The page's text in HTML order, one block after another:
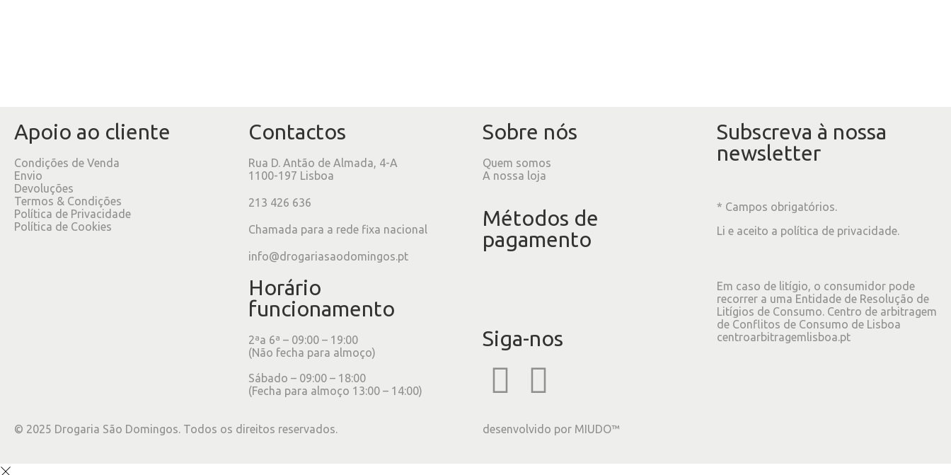
Apoio ao cliente
Condições de Venda
Envio
Devoluções
Termos & Condições
Política de Privacidade
Política de Cookies
Contactos
Rua D. Antão de Almada, 4-A
1100-197 Lisboa
213 426 636
Chamada para a rede fixa nacional
info@drogariasaodomingos.pt
Horário
funcionamento
2ªa 6ª – 09:00 – 19:00
(Não fecha para almoço)
Sábado – 09:00 – 18:00
(Fecha para almoço 13:00 – 14:00)
Sobre nós
Quem somos
A nossa loja
Métodos de
pagamento
Siga-nos
Subscreva à nossa
newsletter
* Campos obrigatórios.
Li e aceito a política de privacidade.
Em caso de litígio, o consumidor pode
recorrer a uma Entidade de Resolução de
Litígios de Consumo. Centro de arbitragem
de Conflitos de Consumo de Lisboa
centroarbitragemlisboa.pt
© 2025 Drogaria São Domingos. Todos os direitos reservados. desenvolvido por MIUDO™